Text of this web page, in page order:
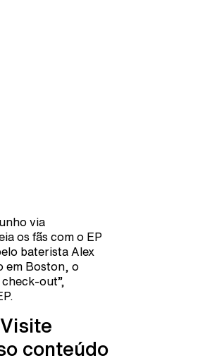
via
os fãs com o EP
baterista Alex
em Boston, o
out”,
conteúdo